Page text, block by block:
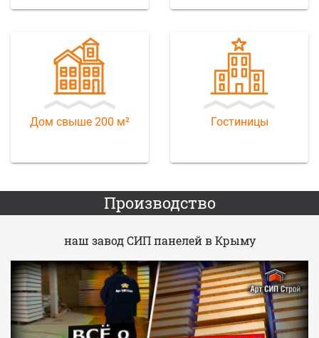
Дом свыше 200 м² Гостиницы
Производство
наш завод СИП панелей в Крыму